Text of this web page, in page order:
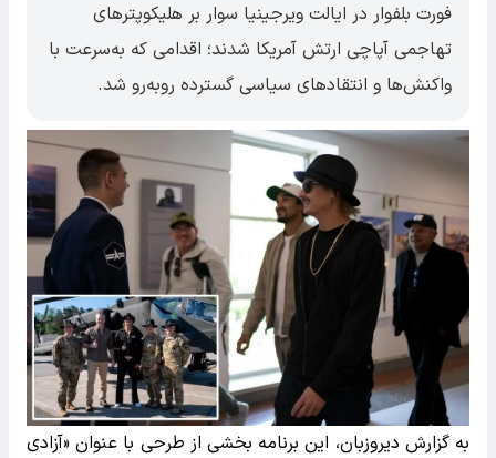
فورت بلفوار در ایالت ویرجینیا سوار بر هلیکوپترهای
تهاجمی آپاچی ارتش آمریکا شدند؛ اقدامی که به‌سرعت با
واکنش‌ها و انتقادهای سیاسی گسترده روبه‌رو شد.
به گزارش دیروزبان، این برنامه بخشی از طرحی با عنوان «آزادی